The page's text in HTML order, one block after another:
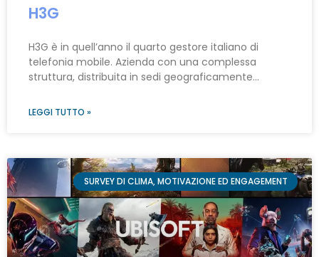
H3G
H3G è in quell’anno il quarto gestore italiano di
telefonia mobile. Azienda con una complessa
struttura, distribuita in sedi geograficamente…
LEGGI TUTTO »
SURVEY DI CLIMA, MOTIVAZIONE ED ENGAGEMENT